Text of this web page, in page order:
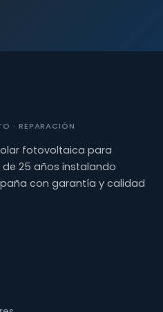
· REPARACIÓN
fotovoltaica para
25 años instalando
con garantía y calidad